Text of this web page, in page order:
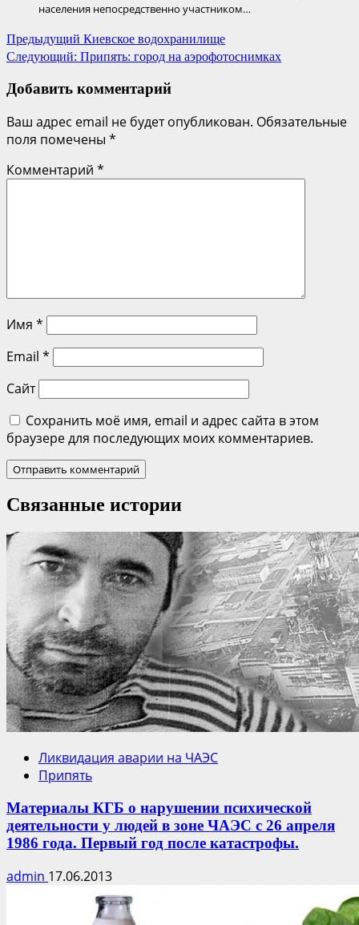
населения непосредственно участником…
Навигация
по
записям
Предыдущий Киевское водохранилище
Следующий: Припять: город на аэрофотоснимках
Добавить комментарий
Ваш адрес email не будет опубликован. Обязательные
поля помечены *
Комментарий *
Имя *
Email *
Сайт
Сохранить моё имя, email и адрес сайта в этом
браузере для последующих моих комментариев.
Связанные истории
Ликвидация аварии на ЧАЭС
Припять
Материалы КГБ о нарушении психической
деятельности у людей в зоне ЧАЭС с 26 апреля
1986 года. Первый год после катастрофы.
admin 17.06.2013